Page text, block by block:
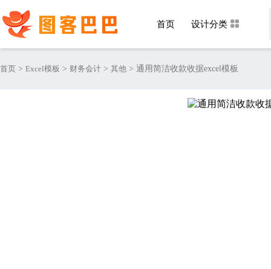
首页 设计分类
首页 > Excel模板 > 财务会计 > 其他 > 通用简洁收款收据excel模板